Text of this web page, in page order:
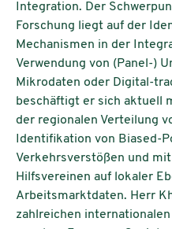
Integration. Der
Forschung liegt auf der
Mechanismen in der
Verwendung von (Panel-)
Mikrodaten oder Digital-
beschäftigt er sich aktuell
der regionalen Verteilung
Identifikation von Biased-
Verkehrsverstößen und
Hilfsvereinen auf lokaler
Arbeitsmarktdaten. Herr
zahlreichen